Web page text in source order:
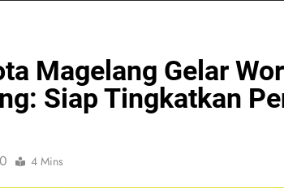
Magelang Gelar
Siap Tingkatkan
0 4 Mins